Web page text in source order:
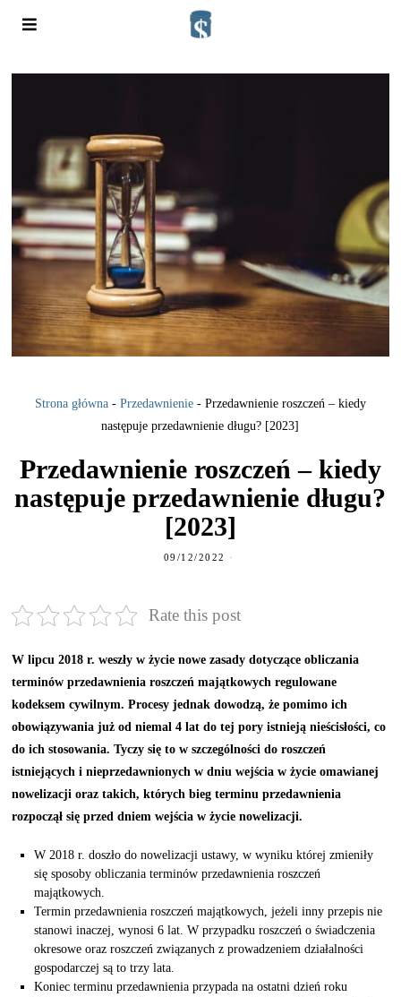
Strona główna- Przedawnienie- Przedawnienie roszczeń – kiedy
następuje przedawnienie długu? [2023]
Przedawnienie roszczeń – kiedy
następuje przedawnienie długu?
[2023]
09/12/2022
Rate this post
W lipcu 2018 r. weszły w życie nowe zasady dotyczące obliczania
terminów przedawnienia roszczeń majątkowych regulowane
kodeksem cywilnym. Procesy jednak dowodzą, że pomimo ich
obowiązywania już od niemal 4 lat do tej pory istnieją nieścisłości, co
do ich stosowania. Tyczy się to w szczególności do roszczeń
istniejących i nieprzedawnionych w dniu wejścia w życie omawianej
nowelizacji oraz takich, których bieg terminu przedawnienia
rozpoczął się przed dniem wejścia w życie nowelizacji.
W 2018 r. doszło do nowelizacji ustawy, w wyniku której zmieniły
się sposoby obliczania terminów przedawnienia roszczeń
majątkowych.
Termin przedawnienia roszczeń majątkowych, jeżeli inny przepis nie
stanowi inaczej, wynosi 6 lat. W przypadku roszczeń o świadczenia
okresowe oraz roszczeń związanych z prowadzeniem działalności
gospodarczej są to trzy lata.
Koniec terminu przedawnienia przypada na ostatni dzień roku